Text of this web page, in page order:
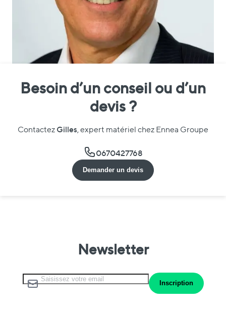
Besoin d’un conseil ou d’un
devis ?
Contactez Gilles, expert matériel chez Ennea Groupe
0670427768
Demander un devis
Newsletter
Inscription à notre lettre d’information :
Inscription